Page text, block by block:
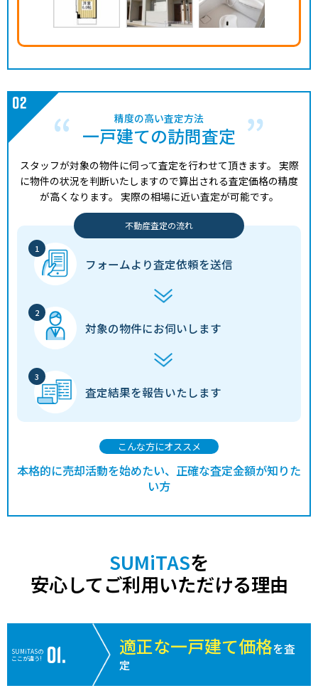
精度の高い査定方法
一戸建ての訪問査定
スタッフが対象の物件に伺って査定を行わせて頂きます。 実際
に物件の状況を判断いたしますので算出される査定価格の精度
が高くなります。 実際の相場に近い査定が可能です。
不動産査定の流れ
フォームより査定依頼を送信
対象の物件にお伺いします
査定結果を報告いたします
こんな方にオススメ
本格的に売却活動を始めたい、正確な査定金額が知りた
い方
SUMiTASを
安心してご利用いただける理由
SUMiTASの
ここが違う!
適正な一戸建て価格を査
定